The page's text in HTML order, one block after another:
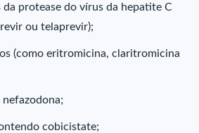
protease do vírus da hepatite C
ou telaprevir);
(como eritromicina, claritromicina
cobicistate;